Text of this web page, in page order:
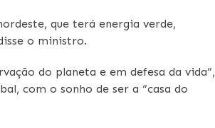
que terá energia verde,
o ministro.
do planeta e em defesa da vida”,
com o sonho de ser a “casa do